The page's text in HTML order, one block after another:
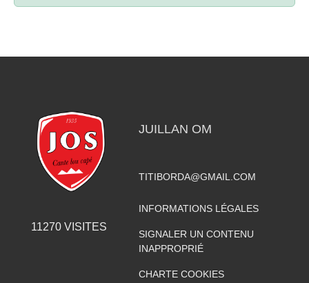
11270 VISITES
JUILLAN OM
TITIBORDA@GMAIL.COM
INFORMATIONS LÉGALES
SIGNALER UN CONTENU
INAPPROPRIÉ
CHARTE COOKIES